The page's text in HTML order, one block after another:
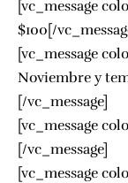
[vc_message
$100[/
[vc_message
Noviembre y
[/vc_message]
[vc_message
[/vc_message]
[vc_message